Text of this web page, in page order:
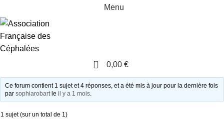
Menu
0 0,00 €
Ce forum contient 1 sujet et 4 réponses, et a été mis à jour pour la dernière fois
parsophiarobartleil y a 1 mois.
1 sujet (sur un total de 1)